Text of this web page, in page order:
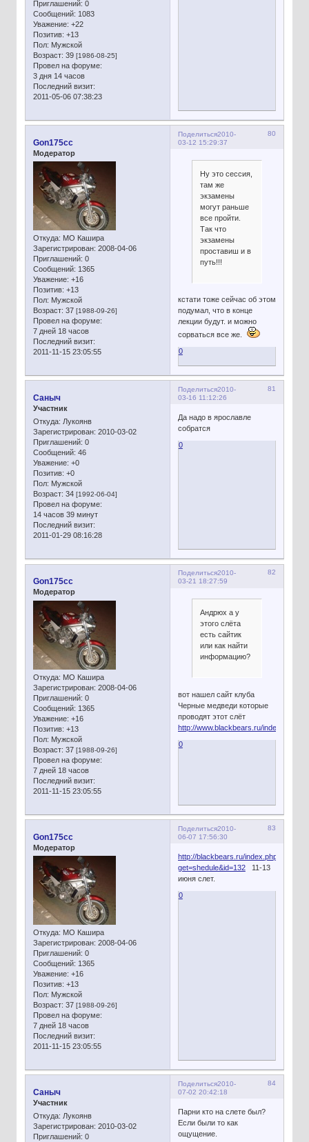
Приглашений: 0
Сообщений: 1083
Уважение: +22
Позитив: +13
Пол: Мужской
Возраст: 39 [1986-08-25]
Провел на форуме:
3 дня 14 часов
Последний визит:
2011-05-06 07:38:23
Поделиться 80
2010-
03-12 15:29:37
Gon175cc
Модератор
Откуда: МО Кашира
Зарегистрирован: 2008-04-06
Приглашений: 0
Сообщений: 1365
Уважение: +16
Позитив: +13
Пол: Мужской
Возраст: 37 [1988-09-26]
Провел на форуме:
7 дней 18 часов
Последний визит:
2011-11-15 23:05:55
Ну это сессия,
там же
экзамены
могут раньше
все пройти.
Так что
экзамены
проставиш и в
путь!!!
кстати тоже сейчас об этом
подумал, что в конце
лекции будут. и можно
сорваться все же.
0
Поделиться 81
2010-
03-16 11:12:26
Сaныч
Участник
Откуда: Лукоянв
Зарегистрирован: 2010-03-02
Приглашений: 0
Сообщений: 46
Уважение: +0
Позитив: +0
Пол: Мужской
Возраст: 34 [1992-06-04]
Провел на форуме:
14 часов 39 минут
Последний визит:
2011-01-29 08:16:28
Да надо в ярославле
собратся
0
Поделиться 82
2010-
03-21 18:27:59
Gon175cc
Модератор
Откуда: МО Кашира
Зарегистрирован: 2008-04-06
Приглашений: 0
Сообщений: 1365
Уважение: +16
Позитив: +13
Пол: Мужской
Возраст: 37 [1988-09-26]
Провел на форуме:
7 дней 18 часов
Последний визит:
2011-11-15 23:05:55
Андрюх а у
этого слёта
есть сайтик
или как найти
информацию?
вот нашел сайт клуба
Черные медведи которые
проводят этот слёт
http://www.blackbears.ru/index.php
0
Поделиться 83
2010-
06-07 17:56:30
Gon175cc
Модератор
Откуда: МО Кашира
Зарегистрирован: 2008-04-06
Приглашений: 0
Сообщений: 1365
Уважение: +16
Позитив: +13
Пол: Мужской
Возраст: 37 [1988-09-26]
Провел на форуме:
7 дней 18 часов
Последний визит:
2011-11-15 23:05:55
http://blackbears.ru/index.php?
get=shedule&id=13211-13
июня слет.
0
Поделиться 84
2010-
07-02 20:42:18
Сaныч
Участник
Откуда: Лукоянв
Зарегистрирован: 2010-03-02
Приглашений: 0
Парни кто на слете был?
Если были то как
ощущение.